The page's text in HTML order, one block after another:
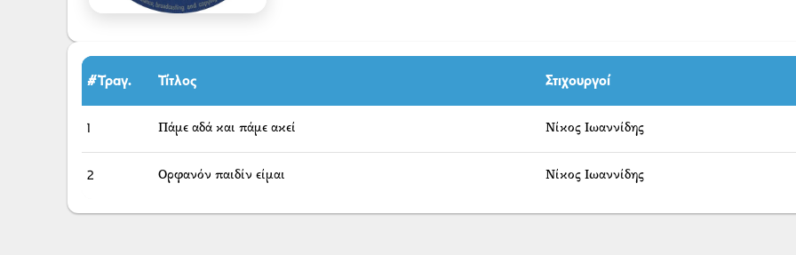
#Τραγ. Τίτλος Στιχουργοί
1 Πάμε αδά και πάμε ακεί Νίκος Ιωαννίδης
2 Ορφανόν παιδίν είμαι Νίκος Ιωαννίδης